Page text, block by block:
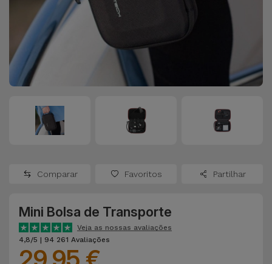
Samsung
Xiaomi
Huawei
Oppo
Dyson
TCL
Apple Watch
Recondicionados
Samsung
Recondicionados
iMac
Recondicionados
tudo
Adaptadores
Capas e
Películas
Carregadores
e Colunas
Smartwatches
e Braceletes
Correntes
Comparar Favoritos Partilhar
Mini Bolsa de Transporte
Veja as nossas avaliações
4,8/5 | 94 261 Avaliações